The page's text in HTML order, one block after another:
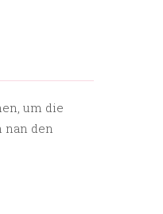
um die
nan den